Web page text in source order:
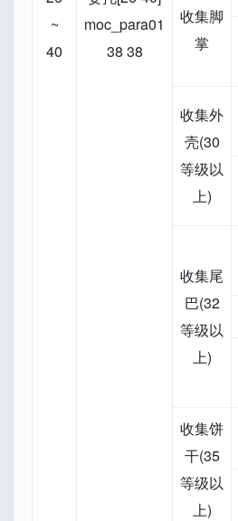
~
40
moc_para01
38 38
收集脚
掌
收集外
壳(30
等级以
上)
收集尾
巴(32
等级以
上)
收集饼
干(35
等级以
上)